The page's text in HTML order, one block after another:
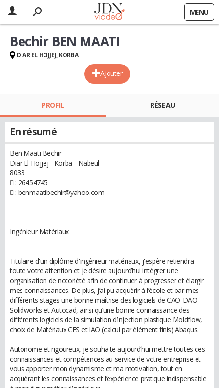
MENU
Ajouter
Bechir BEN MAATI
DIAR EL HOJJEJ, KORBA
PROFIL RÉSEAU
En résumé
Ben Maati Bechir
Diar El Hojjej - Korba - Nabeul
8033
 : 26454745
 : benmaatibechir@yahoo.com
Ingénieur Matériaux
Titulaire d'un diplôme d'ingénieur matériaux, j'espère retiendra
toute votre attention et je désire aujourd’hui intégrer une
organisation de notoriété afin de continuer à progresser et élargir
mes connaissances. De plus, j’ai pu acquérir à l’école et par mes
différents stages une bonne maîtrise des logiciels de CAO-DAO
Solidworks et Autocad, ainsi qu’une bonne connaissance des
différents logiciels de la simulation d’injection plastique Moldflow,
choix de Matériaux CES et IAO (calcul par élément finis) Abaqus.
Autonome et rigoureux, je souhaite aujourd’hui mettre toutes ces
connaissances et compétences au service de votre entreprise et
vous apporter mon dynamisme et ma motivation, tout en
acquérant les connaissances et l’expérience pratique indispensable